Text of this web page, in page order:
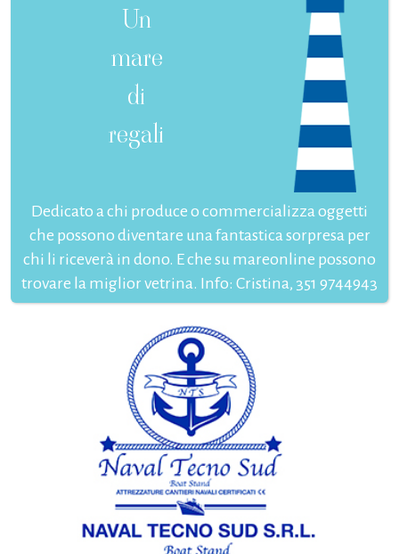
Un
mare
di
regali
Dedicato a chi produce o commercializza oggetti
che possono diventare una fantastica sorpresa per
chi li riceverà in dono. E che su mareonline possono
trovare la miglior vetrina. Info: Cristina, 351 9744943